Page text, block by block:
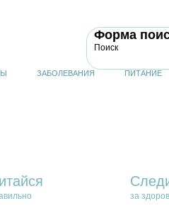
Форма
Поиск
ЗАБОЛЕВАНИЯ ПИТАНИЕ
за